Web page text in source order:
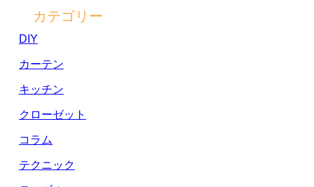
カテゴリー
DIY
カーテン
キッチン
クローゼット
コラム
テクニック